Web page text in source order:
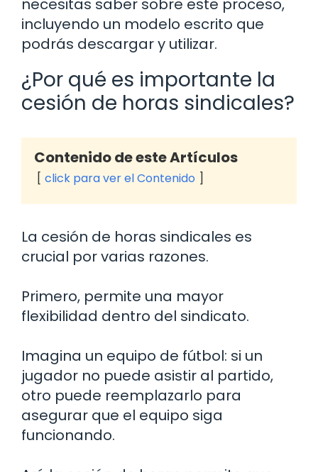
necesitas saber sobre este proceso,
incluyendo un modelo escrito que
podrás descargar y utilizar.
¿Por qué es importante la
cesión de horas sindicales?
Contenido de este Artículos
click para ver el Contenido
La cesión de horas sindicales es
crucial por varias razones.
Primero, permite una mayor
flexibilidad dentro del sindicato.
Imagina un equipo de fútbol: si un
jugador no puede asistir al partido,
otro puede reemplazarlo para
asegurar que el equipo siga
funcionando.